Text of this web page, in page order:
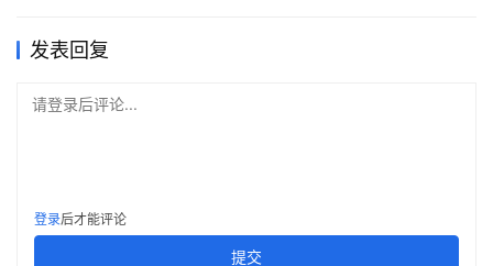
发表回复
请登录后评论...
登录后才能评论
提交